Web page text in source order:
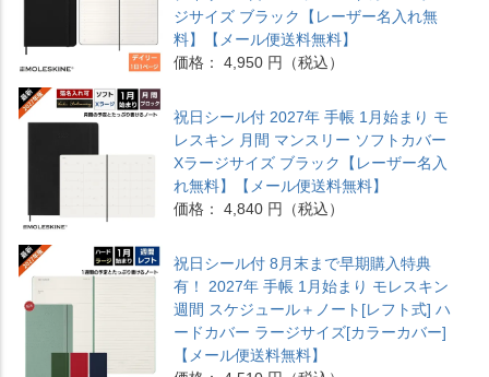
ジサイズ ブラック【レーザー名入れ無
料】【メール便送料無料】
価格： 4,950 円（税込）
祝日シール付 2027年 手帳 1月始まり モ
レスキン 月間 マンスリー ソフトカバー
Xラージサイズ ブラック【レーザー名入
れ無料】【メール便送料無料】
価格： 4,840 円（税込）
祝日シール付 8月末まで早期購入特典
有！ 2027年 手帳 1月始まり モレスキン
週間 スケジュール＋ノート[レフト式] ハ
ードカバー ラージサイズ[カラーカバー]
【メール便送料無料】